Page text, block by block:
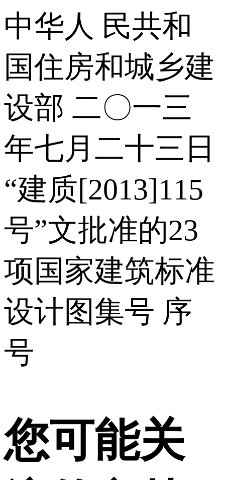
中华人 民共和
国住房和城乡建
设部 二〇一三
年七月二十三日
“建质[2013]115
号”文批准的23
项国家建筑标准
设计图集号 序
号
您可能关